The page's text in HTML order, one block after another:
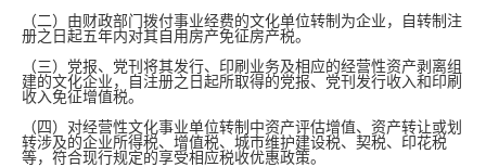
（二）由财政部门拨付事业经费的文化单位转制为企业，自转制注
册之日起五年内对其自用房产免征房产税。
（三）党报、党刊将其发行、印刷业务及相应的经营性资产剥离组
建的文化企业，自注册之日起所取得的党报、党刊发行收入和印刷
收入免征增值税。
（四）对经营性文化事业单位转制中资产评估增值、资产转让或划
转涉及的企业所得税、增值税、城市维护建设税、契税、印花税
等，符合现行规定的享受相应税收优惠政策。